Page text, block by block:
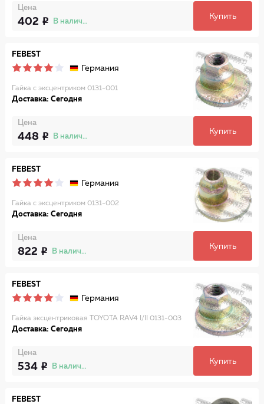
Цена
402 В наличии
Купить
FEBEST
Германия
Гайка с эксцентриком 0131-001
Доставка: Сегодня
Цена
448 В наличии
Купить
FEBEST
Германия
Гайка с эксцентриком 0131-002
Доставка: Сегодня
Цена
822 В наличии
Купить
FEBEST
Германия
Гайка эксцентриковая TOYOTA RAV4 I/II 0131-003
Доставка: Сегодня
Цена
534 В наличии
Купить
FEBEST